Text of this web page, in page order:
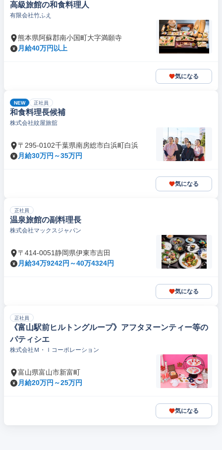
高級旅館の和食料理人
有限会社竹ふえ
熊本県阿蘇郡南小国町大字満願寺
月給40万円以上
気になる
NEW 正社員
和食料理長候補
株式会社紋屋旅舘
〒295-0102千葉県南房総市白浜町白浜
月給30万円～35万円
気になる
正社員
温泉旅館の副料理長
株式会社マックスジャパン
〒414-0051静岡県伊東市吉田
月給34万9242円～40万4324円
気になる
正社員
《富山駅前ヒルトングループ》アフタヌーンティー等の
パティシエ
株式会社Ｍ・Ｉコーポレーション
富山県富山市新富町
月給20万円～25万円
気になる